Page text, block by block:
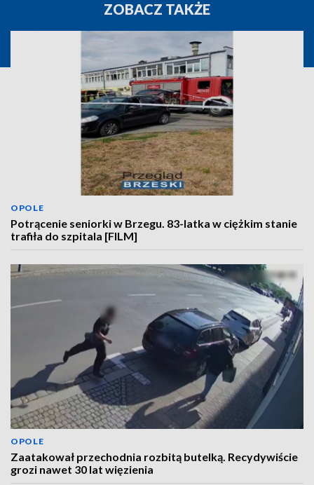
ZOBACZ TAKŻE
OPOLE
Potrącenie seniorki w Brzegu. 83-latka w ciężkim stanie
trafiła do szpitala [FILM]
OPOLE
Zaatakował przechodnia rozbitą butelką. Recydywiście
grozi nawet 30 lat więzienia